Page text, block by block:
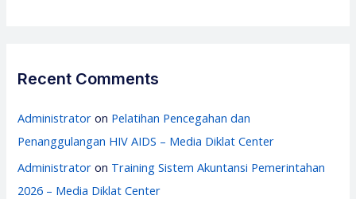
Recent Comments
Administrator on Pelatihan Pencegahan dan
Penanggulangan HIV AIDS – Media Diklat Center
Administrator on Training Sistem Akuntansi Pemerintahan
2026 – Media Diklat Center